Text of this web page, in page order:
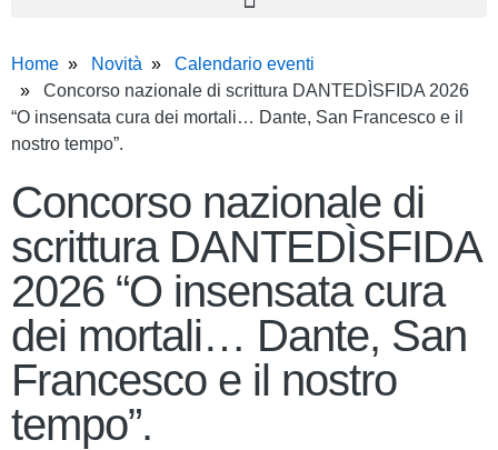
Home Novità
Calendario eventi
Concorso nazionale di scrittura DANTEDÌSFIDA 2026
“O insensata cura dei mortali… Dante, San Francesco e il
nostro tempo”.
Concorso nazionale di
scrittura DANTEDÌSFIDA
2026 “O insensata cura
dei mortali… Dante, San
Francesco e il nostro
tempo”.